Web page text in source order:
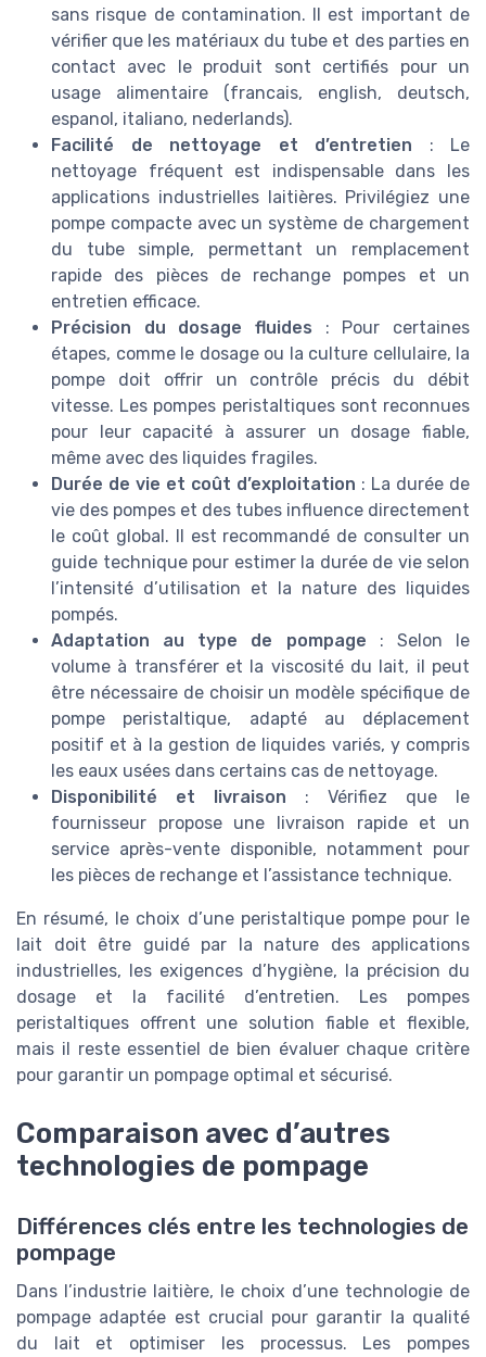
sans risque de contamination. Il est important de
vérifier que les matériaux du tube et des parties en
contact avec le produit sont certifiés pour un
usage alimentaire (francais, english, deutsch,
espanol, italiano, nederlands).
Facilité de nettoyage et d’entretien : Le
nettoyage fréquent est indispensable dans les
applications industrielles laitières. Privilégiez une
pompe compacte avec un système de chargement
du tube simple, permettant un remplacement
rapide des pièces de rechange pompes et un
entretien efficace.
Précision du dosage fluides : Pour certaines
étapes, comme le dosage ou la culture cellulaire, la
pompe doit offrir un contrôle précis du débit
vitesse. Les pompes peristaltiques sont reconnues
pour leur capacité à assurer un dosage fiable,
même avec des liquides fragiles.
Durée de vie et coût d’exploitation : La durée de
vie des pompes et des tubes influence directement
le coût global. Il est recommandé de consulter un
guide technique pour estimer la durée de vie selon
l’intensité d’utilisation et la nature des liquides
pompés.
Adaptation au type de pompage : Selon le
volume à transférer et la viscosité du lait, il peut
être nécessaire de choisir un modèle spécifique de
pompe peristaltique, adapté au déplacement
positif et à la gestion de liquides variés, y compris
les eaux usées dans certains cas de nettoyage.
Disponibilité et livraison : Vérifiez que le
fournisseur propose une livraison rapide et un
service après-vente disponible, notamment pour
les pièces de rechange et l’assistance technique.
En résumé, le choix d’une peristaltique pompe pour le
lait doit être guidé par la nature des applications
industrielles, les exigences d’hygiène, la précision du
dosage et la facilité d’entretien. Les pompes
peristaltiques offrent une solution fiable et flexible,
mais il reste essentiel de bien évaluer chaque critère
pour garantir un pompage optimal et sécurisé.
Comparaison avec d’autres
technologies de pompage
Différences clés entre les technologies de
pompage
Dans l’industrie laitière, le choix d’une technologie de
pompage adaptée est crucial pour garantir la qualité
du lait et optimiser les processus. Les pompes